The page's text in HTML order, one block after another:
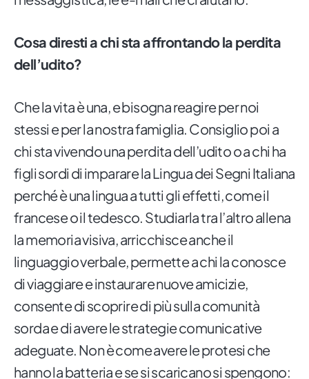
Cosa diresti a chi sta affrontando la perdita
dell’udito?
Che la vita è una, e bisogna reagire per noi
stessi e per la nostra famiglia. Consiglio poi a
chi sta vivendo una perdita dell’udito o a chi ha
figli sordi di imparare la Lingua dei Segni Italiana
perché è una lingua a tutti gli effetti, come il
francese o il tedesco. Studiarla tra l’altro allena
la memoria visiva, arricchisce anche il
linguaggio verbale, permette a chi la conosce
di viaggiare e instaurare nuove amicizie,
consente di scoprire di più sulla comunità
sorda e di avere le strategie comunicative
adeguate. Non è come avere le protesi che
hanno la batteria e se si scaricano si spengono: